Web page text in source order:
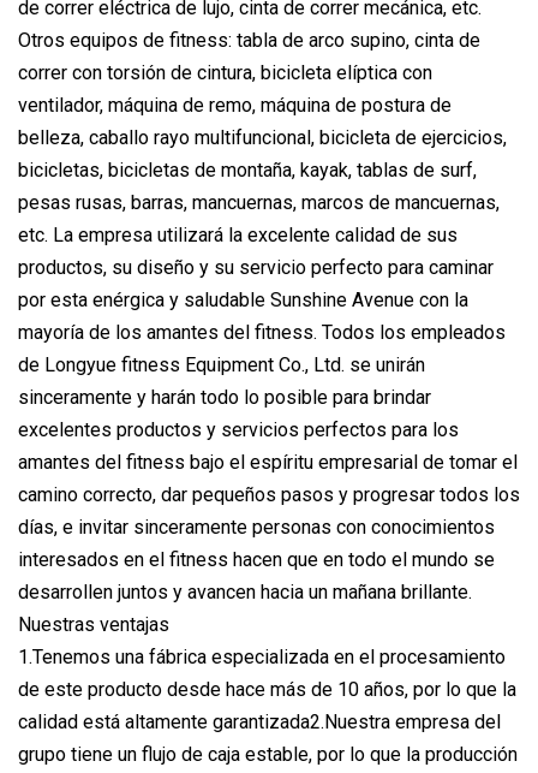
de correr eléctrica de lujo, cinta de correr mecánica, etc.
Otros equipos de fitness: tabla de arco supino, cinta de
correr con torsión de cintura, bicicleta elíptica con
ventilador, máquina de remo, máquina de postura de
belleza, caballo rayo multifuncional, bicicleta de ejercicios,
bicicletas, bicicletas de montaña, kayak, tablas de surf,
pesas rusas, barras, mancuernas, marcos de mancuernas,
etc. La empresa utilizará la excelente calidad de sus
productos, su diseño y su servicio perfecto para caminar
por esta enérgica y saludable Sunshine Avenue con la
mayoría de los amantes del fitness. Todos los empleados
de Longyue fitness Equipment Co., Ltd. se unirán
sinceramente y harán todo lo posible para brindar
excelentes productos y servicios perfectos para los
amantes del fitness bajo el espíritu empresarial de tomar el
camino correcto, dar pequeños pasos y progresar todos los
días, e invitar sinceramente personas con conocimientos
interesados ​​en el fitness hacen que en todo el mundo se
desarrollen juntos y avancen hacia un mañana brillante.
Nuestras ventajas
1.Tenemos una fábrica especializada en el procesamiento
de este producto desde hace más de 10 años, por lo que la
calidad está altamente garantizada2.Nuestra empresa del
grupo tiene un flujo de caja estable, por lo que la producción